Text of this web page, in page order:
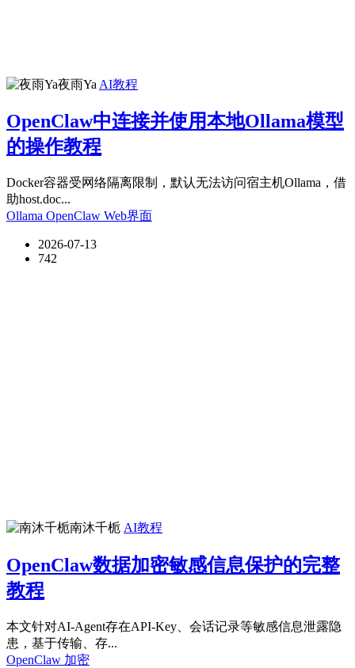
夜雨Ya AI教程
OpenClaw中连接并使用本地Ollama模型
的操作教程
Docker容器受网络隔离限制，默认无法访问宿主机Ollama，借
助host.doc...
Ollama OpenClaw Web界面
2026-07-13
742
南沐千栀 AI教程
OpenClaw数据加密敏感信息保护的完整
教程
本文针对AI‑Agent存在API‑Key、会话记录等敏感信息泄露隐
患，基于传输、存...
OpenClaw 加密